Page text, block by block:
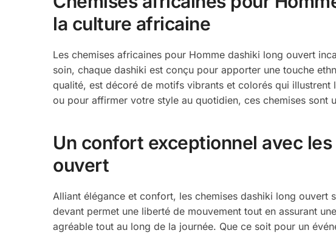
la culture africaine
Les chemises africaines pour Homme dashiki long ouvert
soin, chaque dashiki est conçu pour apporter une touche
qualité, est décoré de motifs vibrants et colorés qui illustrent
ou pour affirmer votre style au quotidien, ces chemises sont
Un confort exceptionnel avec
ouvert
Alliant élégance et confort, les chemises dashiki long
devant permet une liberté de mouvement tout en assurant
agréable tout au long de la journée. Que ce soit pour un